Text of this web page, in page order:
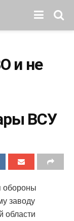
и не
ВСУ
обороны
заводу
области